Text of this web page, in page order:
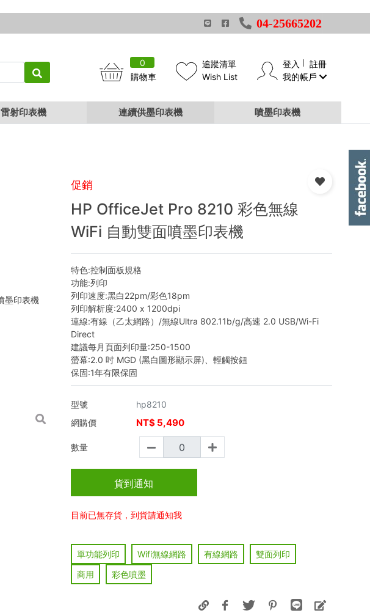
04-25665202
0
購物車
追蹤清單
Wish List
登入
註冊
我的帳戶
雷射印表機 連續供墨印表機 噴墨印表機
促銷
HP OfficeJet Pro 8210 彩色無線
WiFi 自動雙面噴墨印表機
特色:控制面板規格
功能:列印
列印速度:黑白22pm/彩色18pm
列印解析度:2400 x 1200dpi
連線:有線（乙太網路）/無線Ultra 802.11b/g/高速 2.0 USB/Wi-Fi
Direct
建議每月頁面列印量:250-1500
螢幕:2.0 吋 MGD (黑白圖形顯示屏)、輕觸按鈕
保固:1年有限保固
型號
hp8210
網購價
NT$ 5,490
數量
貨到通知
目前已無存貨，到貨請通知我
單功能列印 Wifi無線網路 有線網路
雙面列印
商用
彩色噴墨